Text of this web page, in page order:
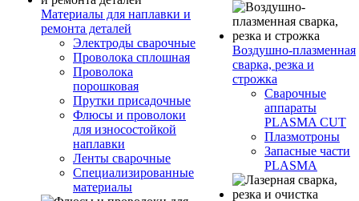
Материалы для наплавки и
ремонта деталей
Электроды сварочные
Проволока сплошная
Проволока
порошковая
Прутки присадочные
Флюсы и проволоки
для износостойкой
наплавки
Ленты сварочные
Специализированные
материалы
Воздушно-плазменная
сварка, резка и
строжка
Сварочные
аппараты
PLASMA CUT
Плазмотроны
Запасные части
PLASMA